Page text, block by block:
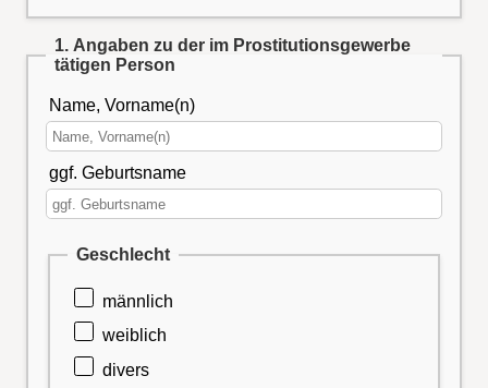
1. Angaben zu der im Prostitutionsgewerbe
tätigen Person
Name, Vorname(n)
ggf. Geburtsname
Geschlecht
männlich
weiblich
divers